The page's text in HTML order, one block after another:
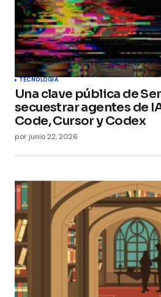
TECNOLOGÍA
Una clave pública de
secuestrar agentes de
Code, Cursor y Codex
por junio 22, 2026